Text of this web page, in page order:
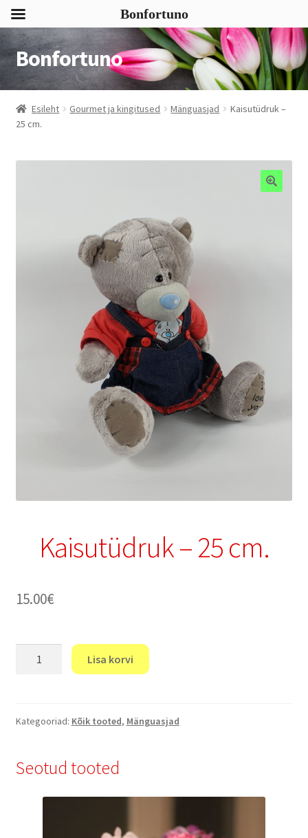
Liigu
navigeerimisele
Liigu
sisu
juurde
Bonfortuno
Esileht Gourmet ja kingitused Mänguasjad
Kaisutüdruk –
25 cm.
Kaisutüdruk – 25 cm.
15.00€
kogus
Lisa korvi
Kategooriad: Kõik tooted, Mänguasjad
Seotud tooted
Bonfortuno